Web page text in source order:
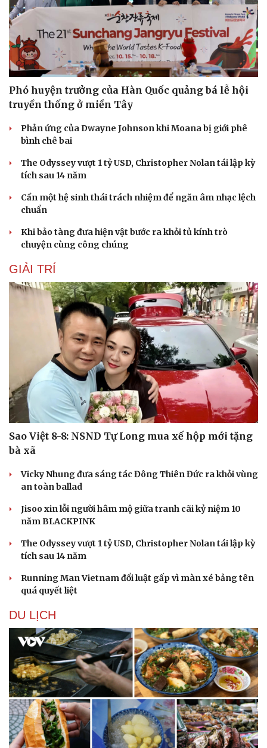
Văn hóa
Sân khấu - Điện ảnh
Văn học
Âm nhạc
Di sản
Giải trí
Nghệ sĩ
Thời trang
Phó huyện trưởng của Hàn Quốc quảng bá lễ hội
truyền thống ở miền Tây
Phản ứng của Dwayne Johnson khi Moana bị giới phê
bình chê bai
The Odyssey vượt 1 tỷ USD, Christopher Nolan tái lập kỳ
tích sau 14 năm
Cần một hệ sinh thái trách nhiệm để ngăn âm nhạc lệch
chuẩn
Khi bảo tàng đưa hiện vật bước ra khỏi tủ kính trò
chuyện cùng công chúng
GIẢI TRÍ
Sao Việt 8-8: NSND Tự Long mua xế hộp mới tặng
bà xã
Vicky Nhung đưa sáng tác Đông Thiên Đức ra khỏi vùng
an toàn ballad
Jisoo xin lỗi người hâm mộ giữa tranh cãi kỷ niệm 10
năm BLACKPINK
The Odyssey vượt 1 tỷ USD, Christopher Nolan tái lập kỳ
tích sau 14 năm
Running Man Vietnam đổi luật gấp vì màn xé bảng tên
quá quyết liệt
DU LỊCH